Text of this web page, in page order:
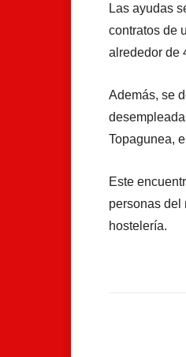
Las ayudas
contratos de
alrededor de
Además, se
Topagunea,
Este
personas del
hostelería.